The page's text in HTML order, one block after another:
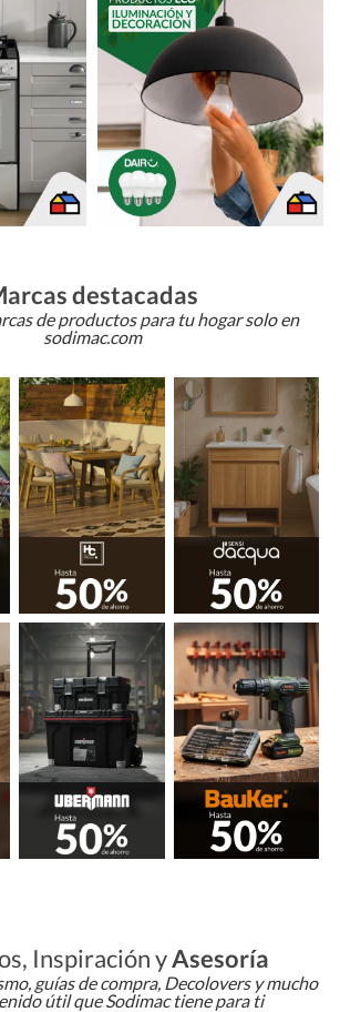
destacadas
de productos para tu hogar solo en
sodimac.com
Inspiración yAsesoría
guías de compra, Decolovers y mucho
útil que Sodimac tiene para ti